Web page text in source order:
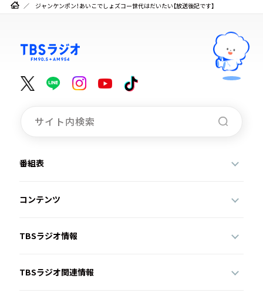
ジャンケンポン！あいこでしょズコー世代はだいたい【放送後記です】
番組表
コンテンツ
TBSラジオ情報
TBSラジオ関連情報